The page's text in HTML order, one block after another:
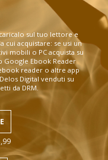
sul tuo lettore e
cui acquistare: se usi un
mobili o PC acquista su
Google Ebook Reader
reader o altre app
Digital venduti su
da DRM.